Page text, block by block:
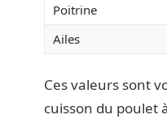
Poitrine
Ailes
Ces valeurs sont
cuisson du poulet